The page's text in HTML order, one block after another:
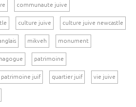
communaute juive
culture juive culture juive newcastle
mikveh monument
patrimoine
patrimoine juif quartier juif vie juive